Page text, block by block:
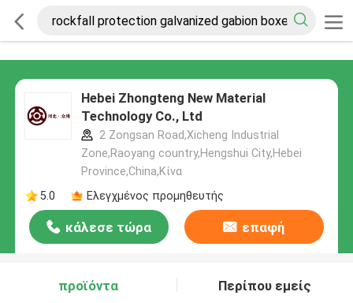
Hebei Zhongteng New Material
Technology Co., Ltd
2 Zongsan Road,Xicheng Industrial
Zone,Raoyang country,Hengshui City,Hebei
Province,China,Κίνα
5.0
Ελεγχμένος προμηθευτής
κάλεσε τώρα επαφή
προϊόντα Περίπου εμείς